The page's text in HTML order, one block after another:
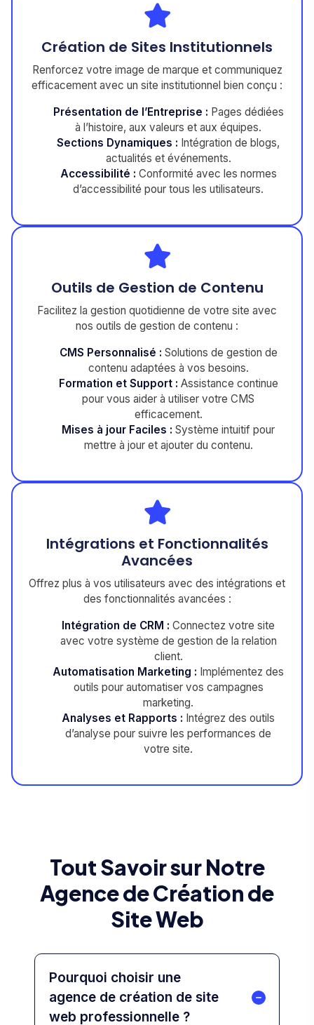
Création de Sites Institutionnels
Renforcez votre image de marque et communiquez
efficacement avec un site institutionnel bien conçu :
Présentation de l’Entreprise : Pages dédiées
à l’histoire, aux valeurs et aux équipes.
Sections Dynamiques : Intégration de blogs,
actualités et événements.
Accessibilité : Conformité avec les normes
d’accessibilité pour tous les utilisateurs.
Outils de Gestion de Contenu
Facilitez la gestion quotidienne de votre site avec
nos outils de gestion de contenu :
CMS Personnalisé : Solutions de gestion de
contenu adaptées à vos besoins.
Formation et Support : Assistance continue
pour vous aider à utiliser votre CMS
efficacement.
Mises à jour Faciles : Système intuitif pour
mettre à jour et ajouter du contenu.
Intégrations et Fonctionnalités
Avancées
Offrez plus à vos utilisateurs avec des intégrations et
des fonctionnalités avancées :
Intégration de CRM : Connectez votre site
avec votre système de gestion de la relation
client.
Automatisation Marketing : Implémentez des
outils pour automatiser vos campagnes
marketing.
Analyses et Rapports : Intégrez des outils
d’analyse pour suivre les performances de
votre site.
Tout Savoir sur Notre
Agence de Création de
Site Web
Pourquoi choisir une
agence de création de site
web professionnelle ?